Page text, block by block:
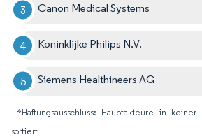
Canon Medical Systems
Koninklijke Philips N.V.
Siemens Healthineers AG
*Haftungsausschluss: Hauptakteure in
sortiert